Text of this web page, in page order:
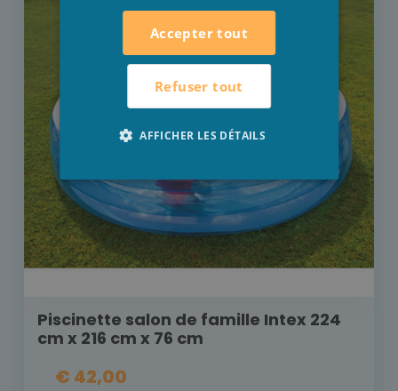
Piscinette salon de famille Intex 224
cm x 216 cm x 76 cm
€ 42,00
Accepter tout
Refuser tout
AFFICHER LES DÉTAILS